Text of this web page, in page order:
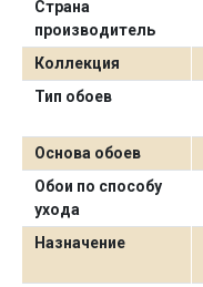
Страна
производитель
Коллекция
Тип обоев
Основа обоев
Обои по способу
ухода
Назначение